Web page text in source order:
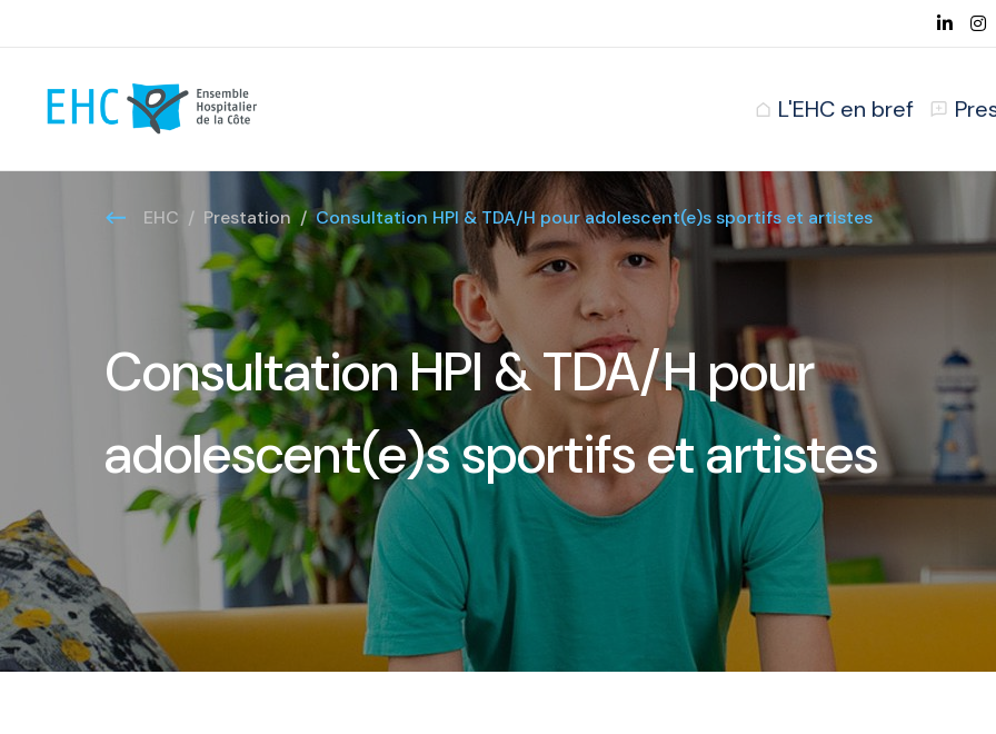
L'EHC en bref
EHC Prestation Consultation HPI & TDA/H pour adolescent(e)s sportifs et artistes
Consultation HPI & TDA/H pour
adolescent(e)s sportifs et artistes